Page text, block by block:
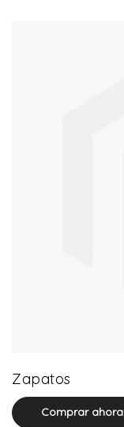
Zapatos
Comprar ahora